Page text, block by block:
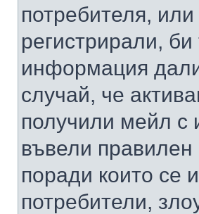
потребителя,
регистрирали,
информация
случай, че
получили мейл с
въвели
поради които се
потребители,